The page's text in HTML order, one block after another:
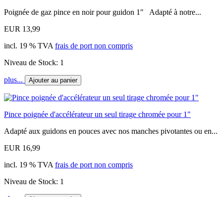
Poignée de gaz pince en noir pour guidon 1" Adapté à notre...
EUR 13,99
incl. 19 % TVA frais de port non compris
Niveau de Stock: 1
plus... Ajouter au panier
Pince poignée d'accélérateur un seul tirage chromée pour 1"
Adapté aux guidons en pouces avec nos manches pivotantes ou en...
EUR 16,99
incl. 19 % TVA frais de port non compris
Niveau de Stock: 1